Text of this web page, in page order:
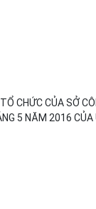
CHỨC CỦA SỞ
5 NĂM 2016 CỦA